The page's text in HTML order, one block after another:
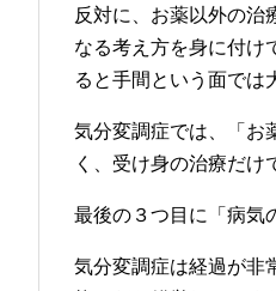
反対に、お薬以外の治
なる考え方を身に付け
ると手間という面では
気分変調症では、「お
く、受け身の治療だけ
最後の３つ目に「病気
気分変調症は経過が非